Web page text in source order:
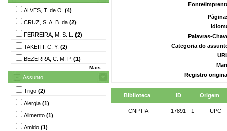
ALVES, T. de O. (4)
CRUZ, S. A. B. da (2)
FERREIRA, M. S. L. (2)
TAKEITI, C. Y. (2)
BEZERRA, C. M. P. (1)
Mais...
Assunto
Trigo (2)
Alergia (1)
Alimento (1)
Amido (1)
Fonte/
Palavras-
Categoria do
Registro
Biblioteca ID Origem
CNPTIA 17891 - 1 UPC